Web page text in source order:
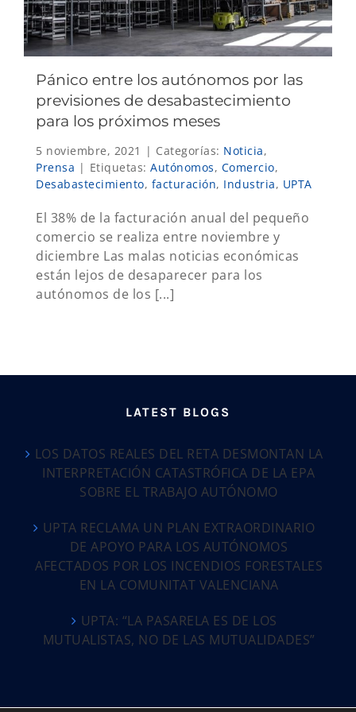
Pánico entre los autónomos por las
previsiones de desabastecimiento
para los próximos meses
5 noviembre, 2021 | Categorías: Noticia,
Prensa | Etiquetas: Autónomos, Comercio,
Desabastecimiento, facturación, Industria, UPTA
El 38% de la facturación anual del pequeño
comercio se realiza entre noviembre y
diciembre Las malas noticias económicas
están lejos de desaparecer para los
autónomos de los [...]
LATEST BLOGS
LOS DATOS REALES DEL RETA DESMONTAN LA
INTERPRETACIÓN CATASTRÓFICA DE LA EPA
SOBRE EL TRABAJO AUTÓNOMO
UPTA RECLAMA UN PLAN EXTRAORDINARIO
DE APOYO PARA LOS AUTÓNOMOS
AFECTADOS POR LOS INCENDIOS FORESTALES
EN LA COMUNITAT VALENCIANA
UPTA: “LA PASARELA ES DE LOS
MUTUALISTAS, NO DE LAS MUTUALIDADES”